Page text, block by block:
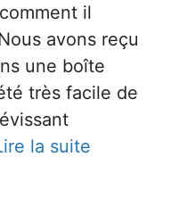
il
avons reçu
une boîte
très facile de
la suite